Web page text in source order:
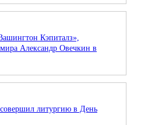
Кэпиталз»,
Александр Овечкин в
литургию в День